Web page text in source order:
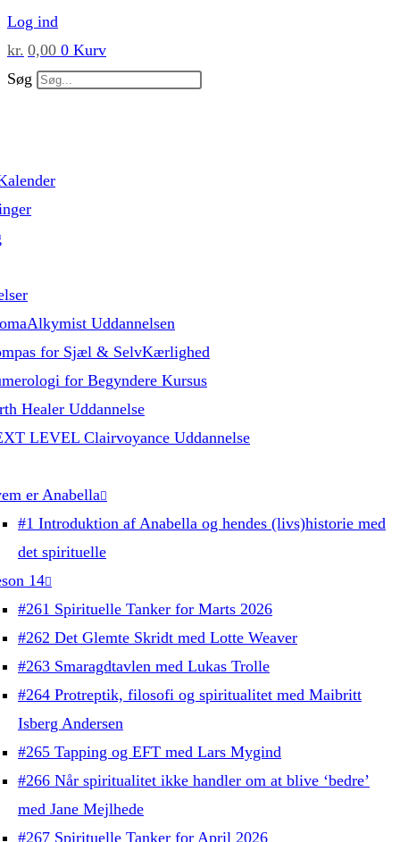
Skip
to
content
Log ind
kr. 0,00 0 Kurv
Søg
Uddannelsen
for Sjæl & SelvKærlighed
for Begyndere Kursus
Healer Uddannelse
LEVEL Clairvoyance Uddannelse
er Anabella
#1 Introduktion af Anabella og hendes (livs)historie med
det spirituelle
14
#261 Spirituelle Tanker for Marts 2026
#262 Det Glemte Skridt med Lotte Weaver
#263 Smaragdtavlen med Lukas Trolle
#264 Protreptik, filosofi og spiritualitet med Maibritt
Isberg Andersen
#265 Tapping og EFT med Lars Mygind
#266 Når spiritualitet ikke handler om at blive ‘bedre’
med Jane Mejlhede
#267 Spirituelle Tanker for April 2026